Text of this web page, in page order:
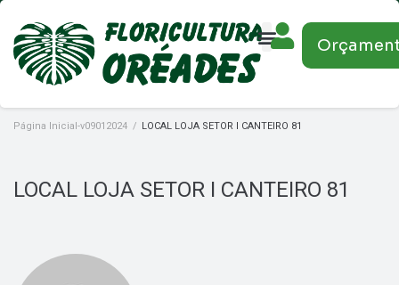
Página Inicial-v09012024 / LOCAL LOJA SETOR I CANTEIRO 81
LOCAL LOJA SETOR I CANTEIRO 81